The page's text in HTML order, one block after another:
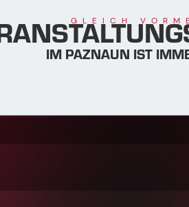
GLEICH
IM PAZNAUN IST